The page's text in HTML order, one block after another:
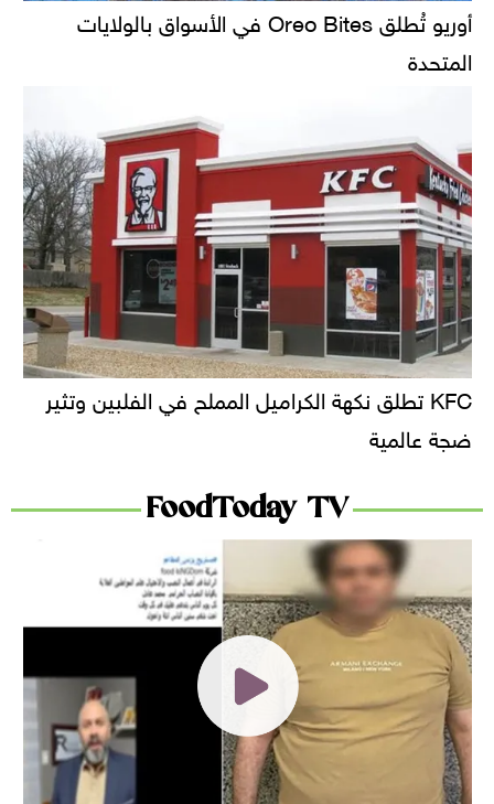
أوريو تُطلق Oreo Bites في الأسواق بالولايات
المتحدة
KFC تطلق نكهة الكراميل المملح في الفلبين وتثير
ضجة عالمية
FoodToday TV